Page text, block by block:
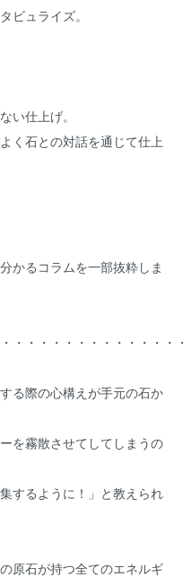
ビュライズ。
い仕上げ。
く石との対話を通じて仕上
かるコラムを一部抜粋しま
・・・・・・・・・・・・・
る際の心構えが手元の石か
を霧散させてしてしまうの
するように！」と教えられ
原石が持つ全てのエネルギ